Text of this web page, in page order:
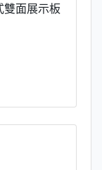
面展示板